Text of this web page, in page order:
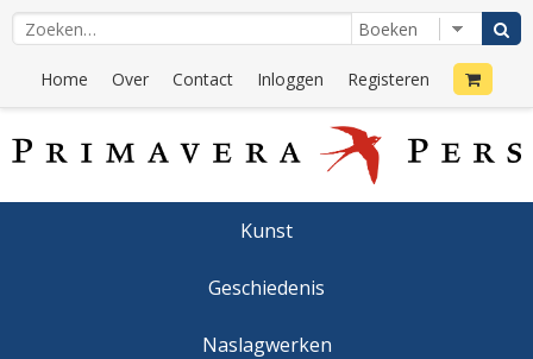
Home Over Contact Inloggen Registeren
Kunst
Geschiedenis
Naslagwerken